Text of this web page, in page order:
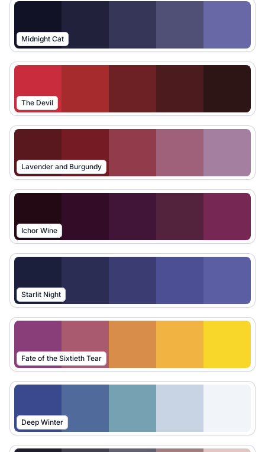
Midnight Cat
The Devil
Lavender and Burgundy
Ichor Wine
Starlit Night
Fate of the Sixtieth Tear
Deep Winter